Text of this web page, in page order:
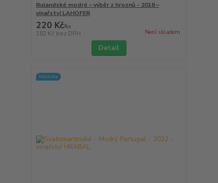
Rulandské modré – výběr z hroznů - 2018 –
vinařství LAHOFER
220 Kč/ks
182 Kč bez DPH Není skladem
Detail
Novinka